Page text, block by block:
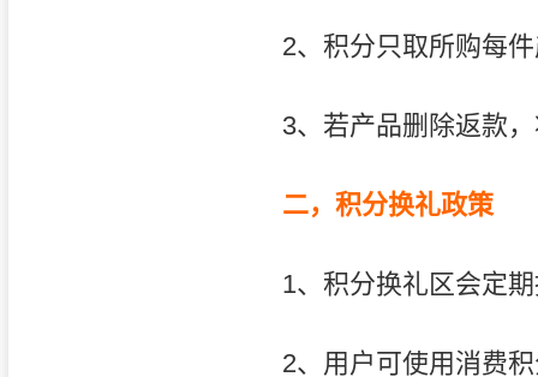
2、积分只取所购每
3、若产品删除返款
二，积分换礼政策
1、积分换礼区会定
2、用户可使用消费